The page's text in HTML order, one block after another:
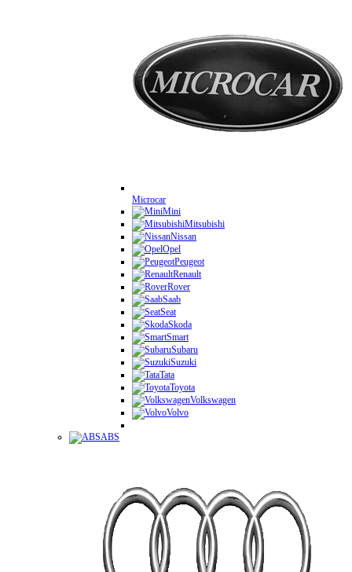
Microcar
Mini
Mitsubishi
Nissan
Opel
Peugeot
Renault
Rover
Saab
Seat
Skoda
Smart
Subaru
Suzuki
Tata
Toyota
Volkswagen
Volvo
ABS